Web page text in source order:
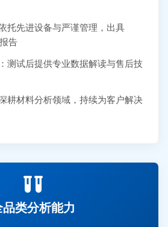
托先进设备与严谨管理，出具
告
：测试后提供专业数据解读与售后技
耕材料分析领域，持续为客户解决
类分析能力